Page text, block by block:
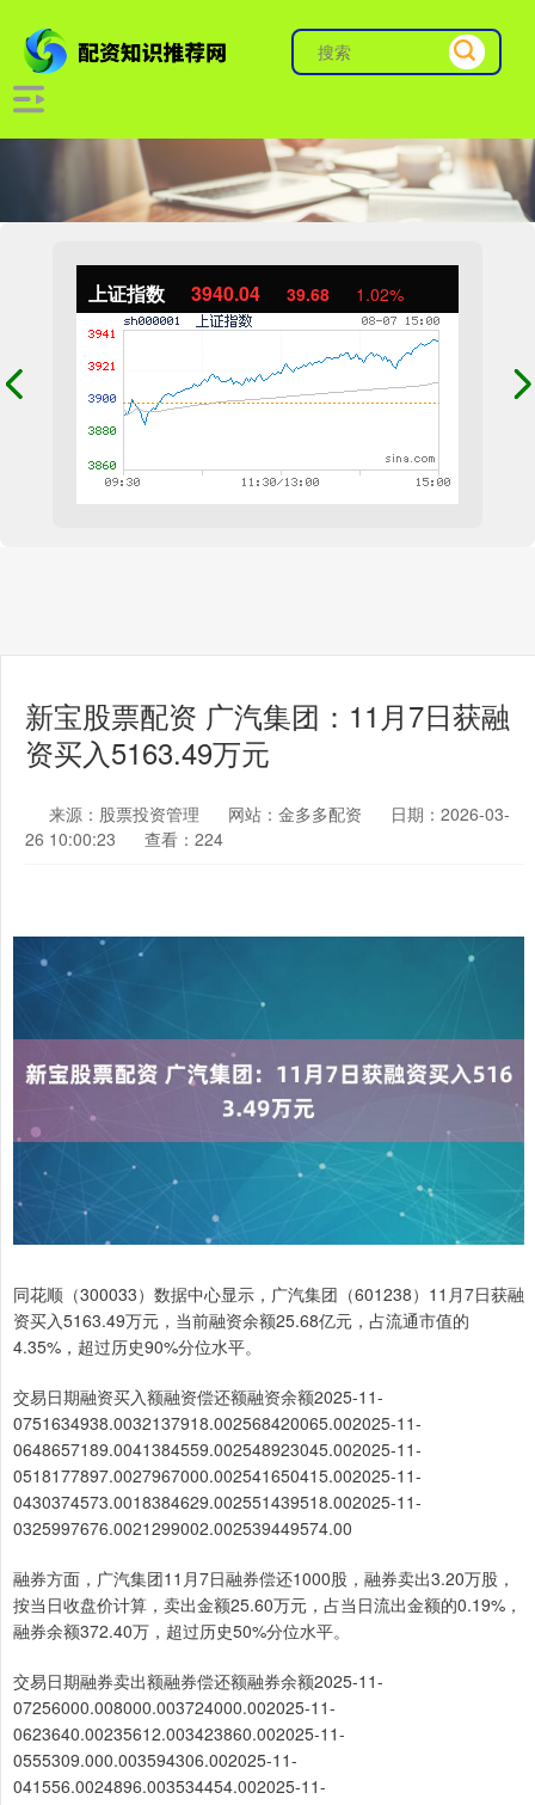
上证指数 3940.04 39.68 1.02%
新宝股票配资 广汽集团：11月7日获融
资买入5163.49万元
来源：股票投资管理 网站：金多多配资
日期：2026-03-
26 10:00:23
查看：224
同花顺（300033）数据中心显示，广汽集团（601238）11月7日获融
资买入5163.49万元，当前融资余额25.68亿元，占流通市值的
4.35%，超过历史90%分位水平。
交易日期融资买入额融资偿还额融资余额2025-11-
0751634938.0032137918.002568420065.002025-11-
0648657189.0041384559.002548923045.002025-11-
0518177897.0027967000.002541650415.002025-11-
0430374573.0018384629.002551439518.002025-11-
0325997676.0021299002.002539449574.00
融券方面，广汽集团11月7日融券偿还1000股，融券卖出3.20万股，
按当日收盘价计算，卖出金额25.60万元，占当日流出金额的0.19%，
融券余额372.40万，超过历史50%分位水平。
交易日期融券卖出额融券偿还额融券余额2025-11-
07256000.008000.003724000.002025-11-
0623640.00235612.003423860.002025-11-
0555309.000.003594306.002025-11-
041556.0024896.003534454.002025-11-